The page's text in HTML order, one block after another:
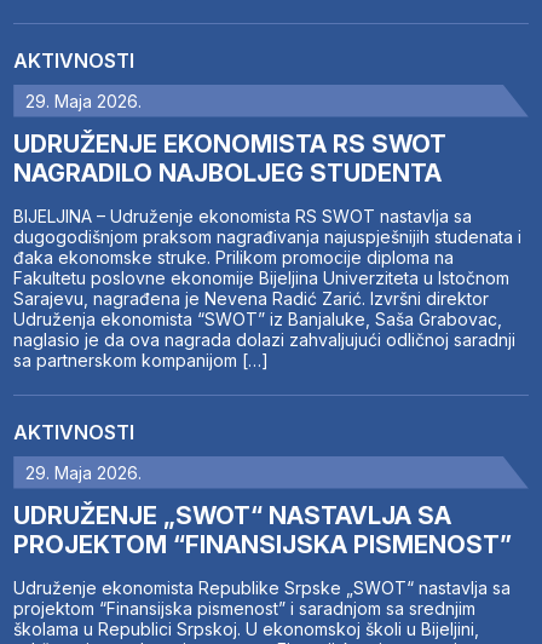
AKTIVNOSTI
29. Maja 2026.
UDRUŽENJE EKONOMISTA RS SWOT
NAGRADILO NAJBOLJEG STUDENTA
BIJELJINA – Udruženje ekonomista RS SWOT nastavlja sa
dugogodišnjom praksom nagrađivanja najuspješnijih studenata i
đaka ekonomske struke. Prilikom promocije diploma na
Fakultetu poslovne ekonomije Bijeljina Univerziteta u Istočnom
Sarajevu, nagrađena je Nevena Radić Zarić. Izvršni direktor
Udruženja ekonomista “SWOT” iz Banjaluke, Saša Grabovac,
naglasio je da ova nagrada dolazi zahvaljujući odličnoj saradnji
sa partnerskom kompanijom […]
AKTIVNOSTI
29. Maja 2026.
UDRUŽENJE „SWOT“ NASTAVLJA SA
PROJEKTOM “FINANSIJSKA PISMENOST”
Udruženje ekonomista Republike Srpske „SWOT“ nastavlja sa
projektom “Finansijska pismenost” i saradnjom sa srednjim
školama u Republici Srpskoj. U ekonomskoj školi u Bijeljini,